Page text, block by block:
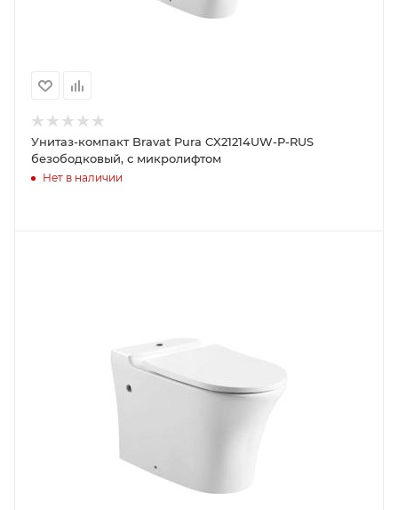
Унитаз-компакт Bravat Pura CX21214UW-P-RUS
безободковый, с микролифтом
Нет в наличии